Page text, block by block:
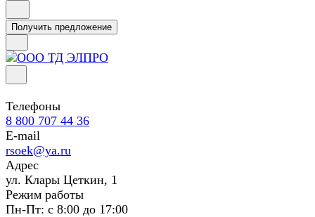
Получить предложение
Телефоны
8 800 707 44 36
E-mail
rsoek@ya.ru
Адрес
ул. Клары Цеткин, 1
Режим работы
Пн-Пт: с 8:00 до 17:00